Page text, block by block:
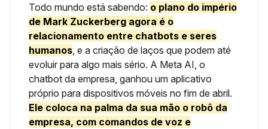
Todo mundo está sabendo: o plano do império
de Mark Zuckerberg agora é o
relacionamento entre chatbots e seres
humanos , e a criação de laços que podem até
evoluir para algo mais sério. A Meta AI, o
chatbot da empresa, ganhou um aplicativo
próprio para dispositivos móveis no fim de abril.
Ele coloca na palma da sua mão o robô da
empresa, com comandos de voz e